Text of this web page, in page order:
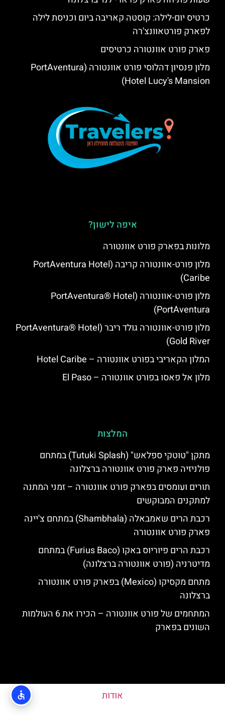
כרטיס יום-לילה: קוסטה קאריבה ביום וכניסת לילה
לפארק פורטאוונצ'רה
פארק פורט אוונטורה כרטיסים
מלון פנסיון דהלוסי פורט אוונטורה (PortAventura
Hotel Lucy's Mansion‬)
איפה לישון?
מלונות בפארק פורט אוונטורה
מלון פורט-אוונטורה קריבה (PortAventura Hotel
Caribe)
מלון פורט-אוונטורה (PortAventura® Hotel
PortAventura)
מלון פורט-אוונטורה גולד ריבר (PortAventura® Hotel
Gold River)
המלון הקאריבי בפורט אוונטורה – Hotel Caribe
מלון אל פאסו בפורט אוונטורה – El Paso
המלצות
מתקן "טוטקי ספלאש" (Tutuki Splash) במתחם
פולניזיה פארק פורט אוונטורה ברצלונה
תורים ועומסים בפארק פורט אוונטורה – זמני המתנה
למתקנים המבוקשים
רכבת הרים שאמבאלה (Shambhala) במתחם צ'יינה
פארק פורט אוונטורה
רכבת הרים פיוריוס באקו (Furius Baco) במתחם
מדיטרניה (פורט אוונטורה ברצלונה)
מתחם מקסיקו (Mexico) בפארק פורט אוונטורה
ברצלונה
המתחמים של פורט אוונטורה – הכירו את 6 העולמות
השונים בפארק
אודות